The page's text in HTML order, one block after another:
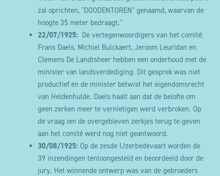
zal oprichten, "DOODENTOREN" genaamd, waarvan de
hoogte 35 meter bedraagt."
22/07/1925: De vertegenwoordigers van het comité:
Frans Daels, Michiel Bulckaert, Jeroom Leuridan en
Clemens De Landtsheer hebben een onderhoud met de
minister van landsverdediging. Dit gesprek was niet
productief en de minister betwist het eigendomsrecht
van Heldenhulde. Daels haalt aan dat de belofte om
geen zerken meer te vernietigen werd verbroken. Op
de vraag om de overgebleven zerkjes terug te geven
aan het comité werd nog niet geantwoord.
30/08/1925: Op de zesde IJzerbedevaart worden de
39 inzendingen tentoongesteld en beoordeeld door de
jury. Het winnende ontwerp was van de gebroeders